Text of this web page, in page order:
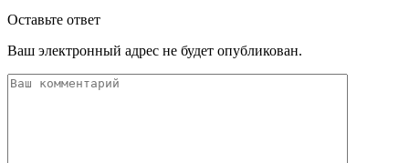
Оставьте ответ
Ваш электронный адрес не будет опубликован.